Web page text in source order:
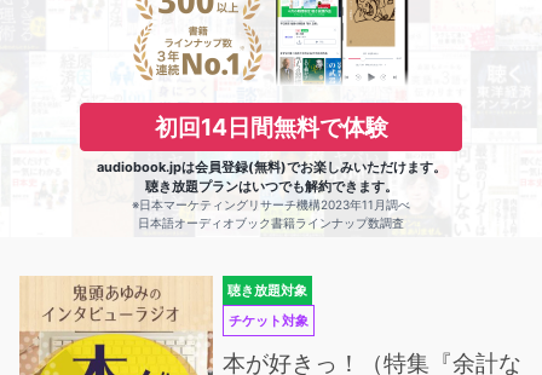
初回14日間無料で体験
audiobook.jpは会員登録(無料)でお楽しみいただけます。
聴き放題プランはいつでも解約できます。
※日本マーケティングリサーチ機構2023年11月調べ
日本語オーディオブック書籍ラインナップ数調査
聴き放題対象
チケット対象
本が好きっ！（特集『余計な